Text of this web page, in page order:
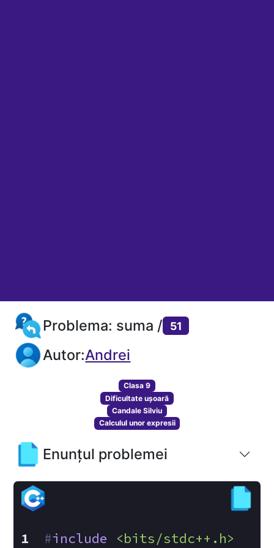
Problema: suma / 51
Autor:Andrei
Clasa 9
Dificultate ușoară
Candale Silviu
Calculul unor expresii
Enunțul problemei
#include <bits/stdc++.h>